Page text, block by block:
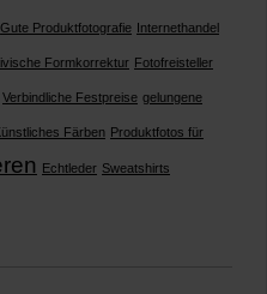
Gute Produktfotografie Internethandel
Formkorrektur Fotofreisteller
Verbindliche Festpreise gelungene
Färben Produktfotos für
Echtleder Sweatshirts